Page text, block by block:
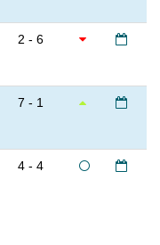
2 - 6
7 - 1
4 - 4